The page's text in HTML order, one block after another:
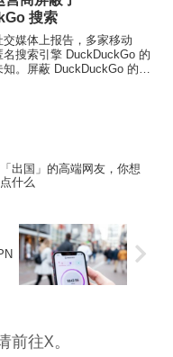
搜索
交媒体上报告，多家移动
名搜索引擎 DuckDuckGo 的
。屏蔽 DuckDuckGo 的移
出国」的高端网友，你想
什么
往X。